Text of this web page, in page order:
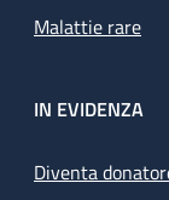
Malattie rare
IN EVIDENZA
Diventa